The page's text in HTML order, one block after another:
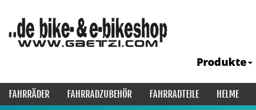
Produkte
FAHRRÄDER FAHRRADZUBEHÖR FAHRRADTEILE HELME